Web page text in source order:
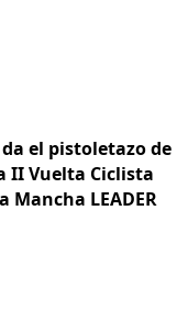
el pistoletazo de
II Vuelta Ciclista
Mancha LEADER